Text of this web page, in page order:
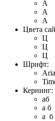
A
A
A
Цвета
Ц
Ц
Ц
Шрифт:
Кернинг:
aб
a б
a б